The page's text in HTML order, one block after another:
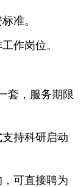
准。
作岗位。
套，服务期限
持科研启动
可直接聘为